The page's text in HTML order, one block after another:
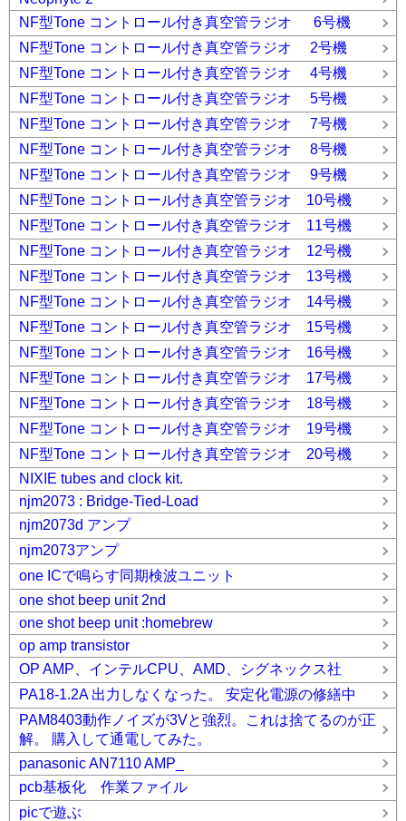
NF型Tone コントロール付き真空管ラジオ 6号機
NF型Tone コントロール付き真空管ラジオ 2号機
NF型Tone コントロール付き真空管ラジオ 4号機
NF型Tone コントロール付き真空管ラジオ 5号機
NF型Tone コントロール付き真空管ラジオ 7号機
NF型Tone コントロール付き真空管ラジオ 8号機
NF型Tone コントロール付き真空管ラジオ 9号機
NF型Tone コントロール付き真空管ラジオ 10号機
NF型Tone コントロール付き真空管ラジオ 11号機
NF型Tone コントロール付き真空管ラジオ 12号機
NF型Tone コントロール付き真空管ラジオ 13号機
NF型Tone コントロール付き真空管ラジオ 14号機
NF型Tone コントロール付き真空管ラジオ 15号機
NF型Tone コントロール付き真空管ラジオ 16号機
NF型Tone コントロール付き真空管ラジオ 17号機
NF型Tone コントロール付き真空管ラジオ 18号機
NF型Tone コントロール付き真空管ラジオ 19号機
NF型Tone コントロール付き真空管ラジオ 20号機
NIXIE tubes and clock kit.
njm2073 : Bridge-Tied-Load
njm2073d アンプ
njm2073アンプ
one ICで鳴らす同期検波ユニット
one shot beep unit 2nd
one shot beep unit :homebrew
op amp transistor
OP AMP、インテルCPU、AMD、シグネックス社
PA18-1.2A 出力しなくなった。 安定化電源の修繕中
PAM8403動作ノイズが3Vと強烈。これは捨てるのが正
解。 購入して通電してみた。
panasonic AN7110 AMP_
pcb基板化 作業ファイル
picで遊ぶ